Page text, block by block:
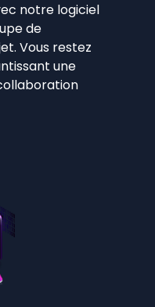
notre logiciel
de
Vous restez
une